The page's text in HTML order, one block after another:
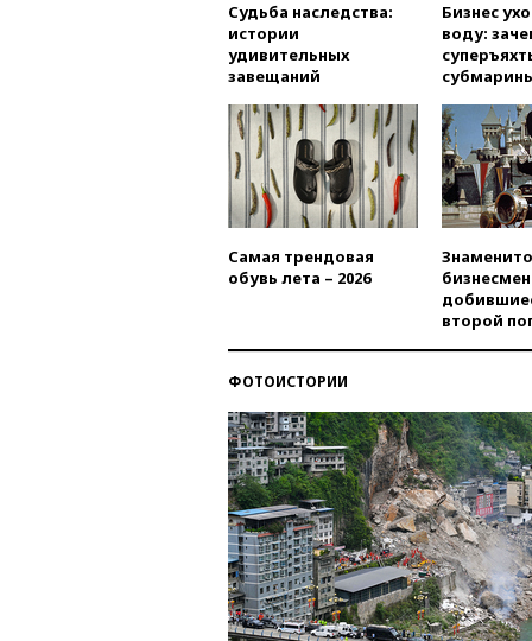
Судьба наследства:
истории
удивительных
завещаний
Бизнес
воду:
Самая трендовая
обувь лета – 2026
второй
ФОТОИСТОРИИ